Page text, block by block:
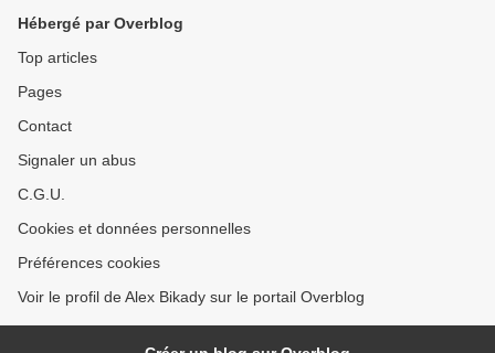
Hébergé par Overblog
Top articles
Pages
Contact
Signaler un abus
C.G.U.
Cookies et données personnelles
Préférences cookies
Voir le profil de Alex Bikady sur le portail Overblog